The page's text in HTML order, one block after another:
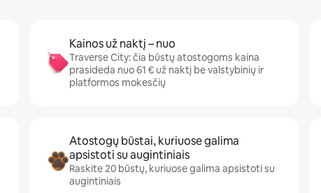
Kainos už naktį – nuo
Traverse City: čia būstų atostogoms kaina
prasideda nuo 61 € už naktį be valstybinių ir
platformos mokesčių
Atostogų būstai, kuriuose galima
apsistoti su augintiniais
Raskite 20 būstų, kuriuose galima apsistoti su
augintiniais